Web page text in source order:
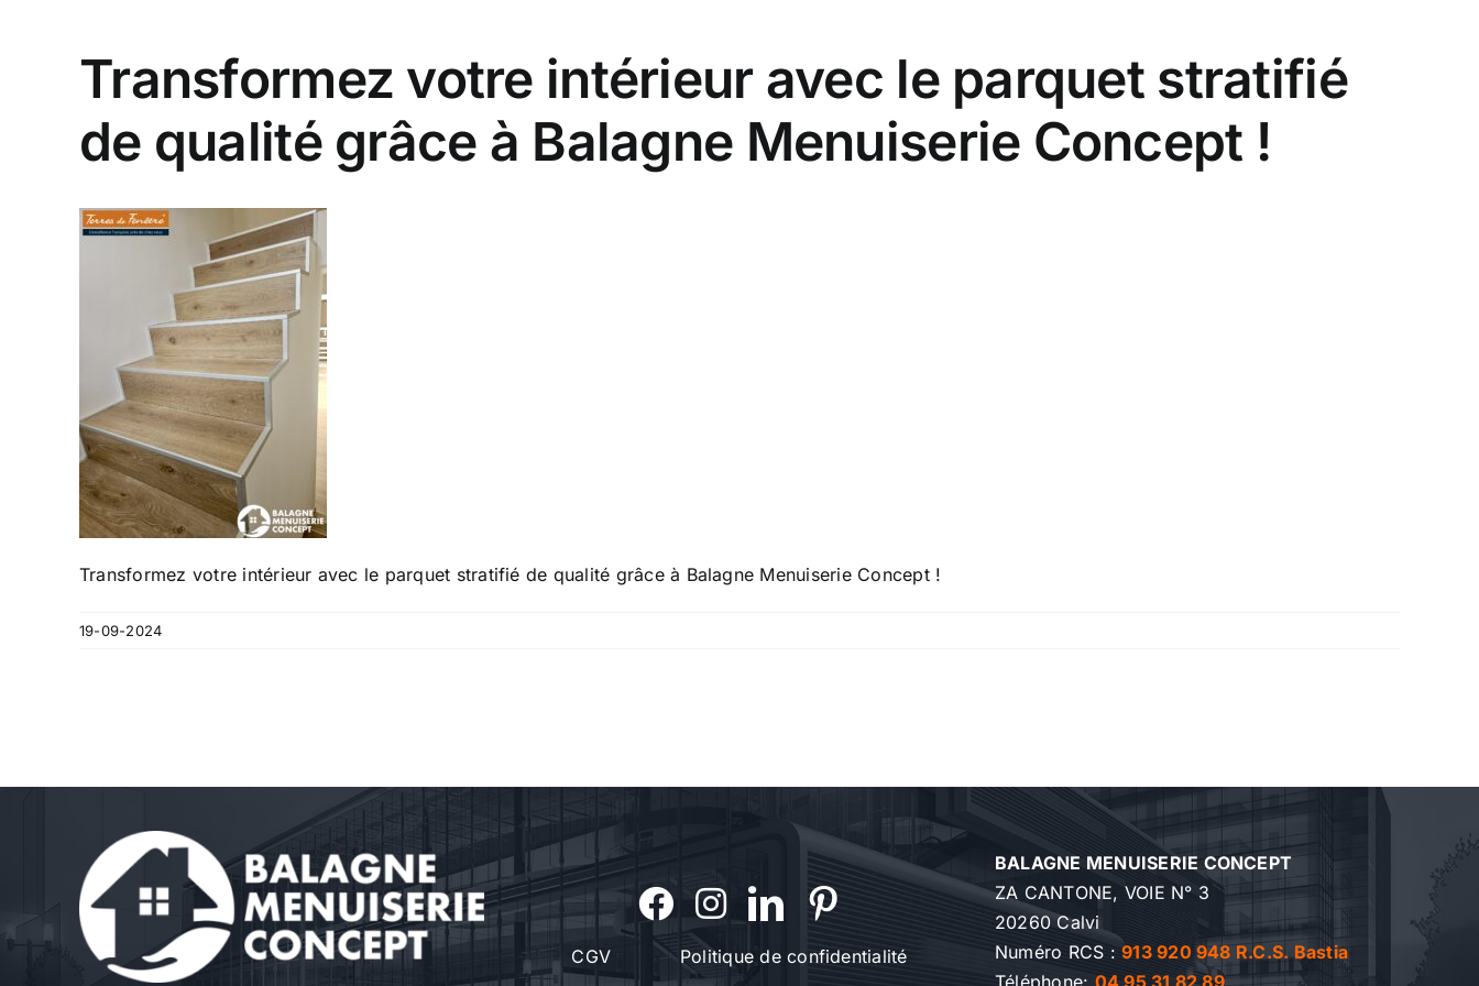
Transformez votre intérieur avec le parquet stratifié
de qualité grâce à Balagne Menuiserie Concept !
Transformez votre intérieur avec le parquet stratifié de qualité grâce à Balagne Menuiserie Concept !
19-09-2024
CGV Politique de confidentialité
BALAGNE MENUISERIE CONCEPT
ZA CANTONE, VOIE N° 3
20260 Calvi
Numéro RCS :913 920 948 R.C.S. Bastia